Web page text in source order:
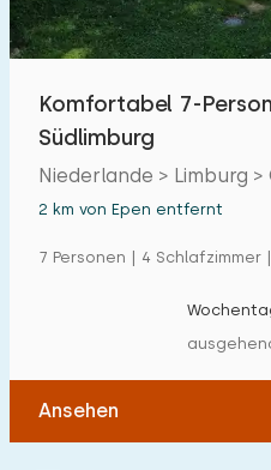
Komfortabel 7-
Südlimburg
Niederlande > Limburg
2 km von Epen entfernt
7 Personen | 4 Schlafzimmer
Ansehen